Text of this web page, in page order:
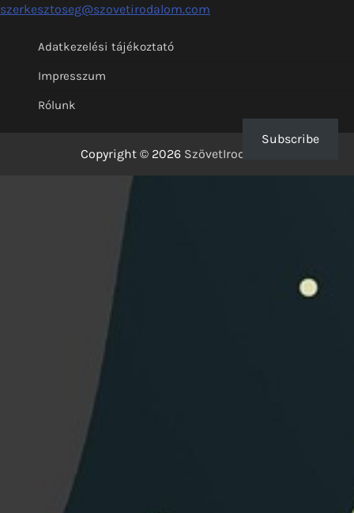
szerkesztoseg@szovetirodalom.com
Adatkezelési tájékoztató
Impresszum
Rólunk
Copyright © 2026 SzövetIrodalom
Subscribe